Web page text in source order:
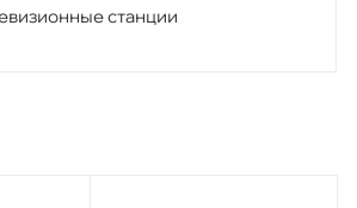
станции